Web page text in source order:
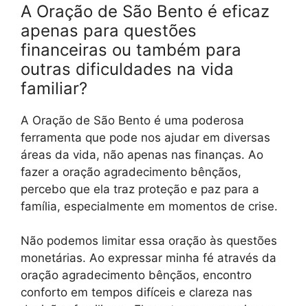
A Oração de São Bento é eficaz
apenas para questões
financeiras ou também para
outras dificuldades na vida
familiar?
A Oração de São Bento é uma poderosa
ferramenta que pode nos ajudar em diversas
áreas da vida, não apenas nas finanças. Ao
fazer a oração agradecimento bênçãos,
percebo que ela traz proteção e paz para a
família, especialmente em momentos de crise.
Não podemos limitar essa oração às questões
monetárias. Ao expressar minha fé através da
oração agradecimento bênçãos, encontro
conforto em tempos difíceis e clareza nas